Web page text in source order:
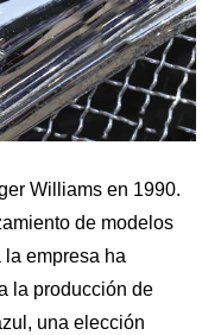
Williams en 1990.
de modelos
empresa ha
la producción de
una elección